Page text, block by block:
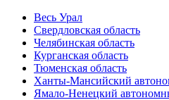
Весь Урал
Свердловская область
Челябинская область
Курганская область
Тюменская область
Ханты-Мансийский
Ямало-Ненецкий